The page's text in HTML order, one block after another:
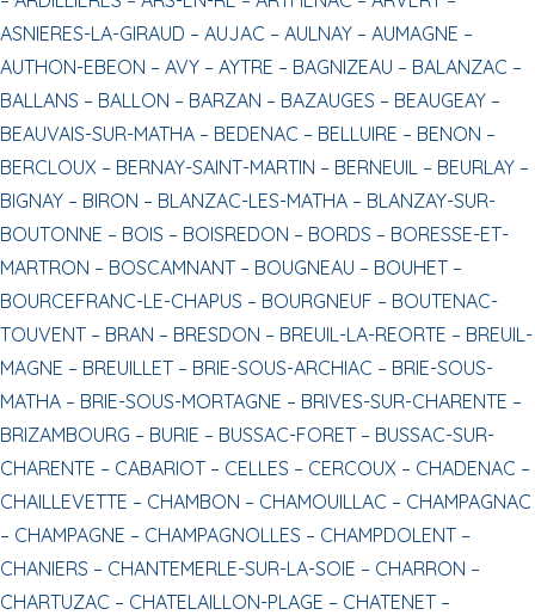
ASNIERES-LA-GIRAUD – AUJAC – AULNAY – AUMAGNE –
AUTHON-EBEON – AVY – AYTRE – BAGNIZEAU – BALANZAC –
BALLANS – BALLON – BARZAN – BAZAUGES – BEAUGEAY –
BEAUVAIS-SUR-MATHA – BEDENAC – BELLUIRE – BENON –
BERCLOUX – BERNAY-SAINT-MARTIN – BERNEUIL – BEURLAY –
BIGNAY – BIRON – BLANZAC-LES-MATHA – BLANZAY-SUR-
BOUTONNE – BOIS – BOISREDON – BORDS – BORESSE-ET-
MARTRON – BOSCAMNANT – BOUGNEAU – BOUHET –
BOURCEFRANC-LE-CHAPUS – BOURGNEUF – BOUTENAC-
TOUVENT – BRAN – BRESDON – BREUIL-LA-REORTE – BREUIL-
MAGNE – BREUILLET – BRIE-SOUS-ARCHIAC – BRIE-SOUS-
MATHA – BRIE-SOUS-MORTAGNE – BRIVES-SUR-CHARENTE –
BRIZAMBOURG – BURIE – BUSSAC-FORET – BUSSAC-SUR-
CHARENTE – CABARIOT – CELLES – CERCOUX – CHADENAC –
CHAILLEVETTE – CHAMBON – CHAMOUILLAC – CHAMPAGNAC
– CHAMPAGNE – CHAMPAGNOLLES – CHAMPDOLENT –
CHANIERS – CHANTEMERLE-SUR-LA-SOIE – CHARRON –
CHARTUZAC – CHATELAILLON-PLAGE – CHATENET –